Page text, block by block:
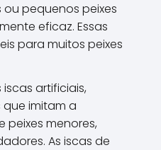
pequenos peixes
eficaz. Essas
para muitos peixes
iscas artificiais,
imitam a
menores,
As iscas de